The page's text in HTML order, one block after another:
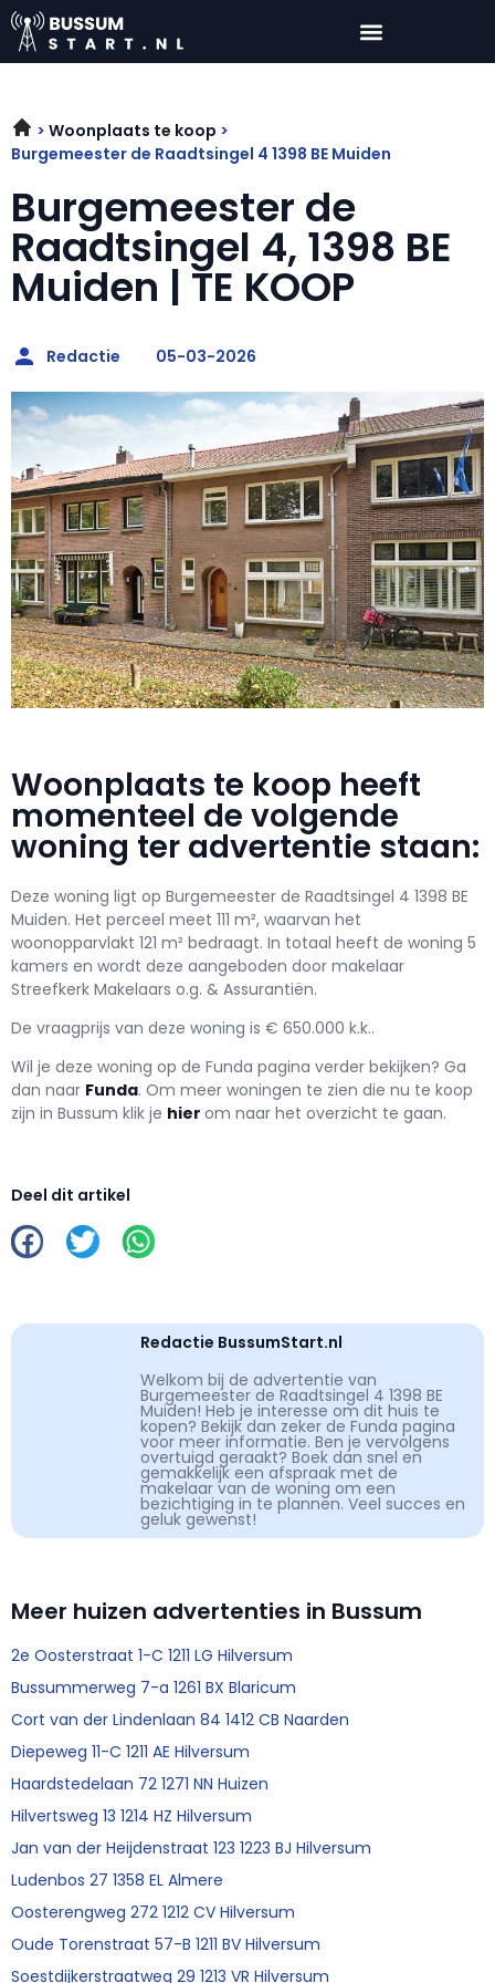
Woonplaats te koop
Burgemeester de Raadtsingel 4 1398 BE Muiden
Burgemeester de
Raadtsingel 4, 1398 BE
Muiden | TE KOOP
Redactie 05-03-2026
Woonplaats te koop heeft
momenteel de volgende
woning ter advertentie staan:
Deze woning ligt op Burgemeester de Raadtsingel 4 1398 BE
Muiden. Het perceel meet 111 m², waarvan het
woonopparvlakt 121 m² bedraagt. In totaal heeft de woning 5
kamers en wordt deze aangeboden door makelaar
Streefkerk Makelaars o.g. & Assurantiën.
De vraagprijs van deze woning is € 650.000 k.k..
Wil je deze woning op de Funda pagina verder bekijken? Ga
dan naar Funda. Om meer woningen te zien die nu te koop
zijn in Bussum klik je hier om naar het overzicht te gaan.
Deel dit artikel
Redactie BussumStart.nl
Welkom bij de advertentie van
Burgemeester de Raadtsingel 4 1398 BE
Muiden! Heb je interesse om dit huis te
kopen? Bekijk dan zeker de Funda pagina
voor meer informatie. Ben je vervolgens
overtuigd geraakt? Boek dan snel en
gemakkelijk een afspraak met de
makelaar van de woning om een
bezichtiging in te plannen. Veel succes en
geluk gewenst!
Meer huizen advertenties in Bussum
2e Oosterstraat 1-C 1211 LG Hilversum
Bussummerweg 7-a 1261 BX Blaricum
Cort van der Lindenlaan 84 1412 CB Naarden
Diepeweg 11-C 1211 AE Hilversum
Haardstedelaan 72 1271 NN Huizen
Hilvertsweg 13 1214 HZ Hilversum
Jan van der Heijdenstraat 123 1223 BJ Hilversum
Ludenbos 27 1358 EL Almere
Oosterengweg 272 1212 CV Hilversum
Oude Torenstraat 57-B 1211 BV Hilversum
Soestdijkerstraatweg 29 1213 VR Hilversum